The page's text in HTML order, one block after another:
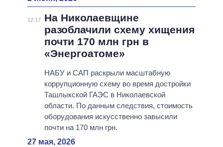
12:17
На Николаевщине
разоблачили схему хищения
почти 170 млн грн в
«Энергоатоме»
НАБУ и САП раскрыли масштабную
коррупционную схему во время достройки
Ташлыкской ГАЭС в Николаевской
области. По данным следствия, стоимость
оборудования искусственно завысили
почти на 170 млн грн.
27 мая, 2026